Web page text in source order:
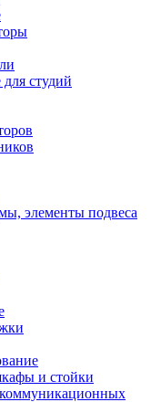
студий
элементы подвеса
и стойки